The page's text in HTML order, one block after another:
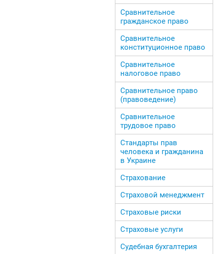
Сравнительное
гражданское право
Сравнительное
конституционное право
Сравнительное
налоговое право
Сравнительное право
(правоведение)
Сравнительное
трудовое право
Стандарты прав
человека и гражданина
в Украине
Страхование
Страховой менеджмент
Страховые риски
Страховые услуги
Судебная бухгалтерия